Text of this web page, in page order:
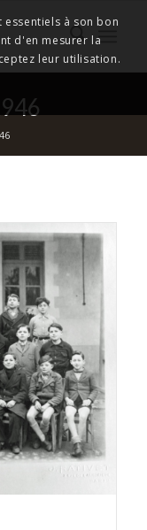
essentiels à son bon
d'en mesurer la
leur utilisation.